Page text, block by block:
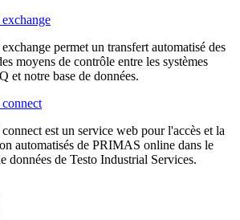
permet un transfert automatisé des
moyens de contrôle entre les systèmes
et notre base de données.
est un service web pour l'accès et la
automatisés de PRIMAS online dans le
données de Testo Industrial Services.